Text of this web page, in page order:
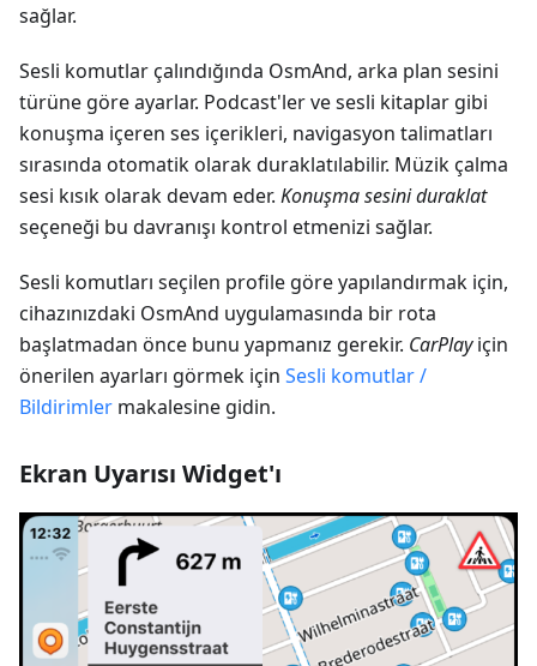
sağlar.
Sesli komutlar çalındığında OsmAnd, arka plan sesini
türüne göre ayarlar. Podcast'ler ve sesli kitaplar gibi
konuşma içeren ses içerikleri, navigasyon talimatları
sırasında otomatik olarak duraklatılabilir. Müzik çalma
sesi kısık olarak devam eder. Konuşma sesini duraklat
seçeneği bu davranışı kontrol etmenizi sağlar.
Sesli komutları seçilen profile göre yapılandırmak için,
cihazınızdaki OsmAnd uygulamasında bir rota
başlatmadan önce bunu yapmanız gerekir. CarPlayiçin
önerilen ayarları görmek için Sesli komutlar /
Bildirimler makalesine gidin.
Ekran Uyarısı Widget'ı